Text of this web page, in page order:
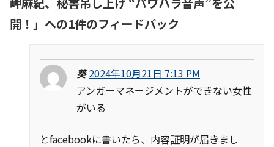
開！ 」への1件のフィードバック
葵 2024年10月21日 7:13 PM
アンガーマネージメントができない女性
がいる
とfacebookに書いたら、内容証明が届きまし